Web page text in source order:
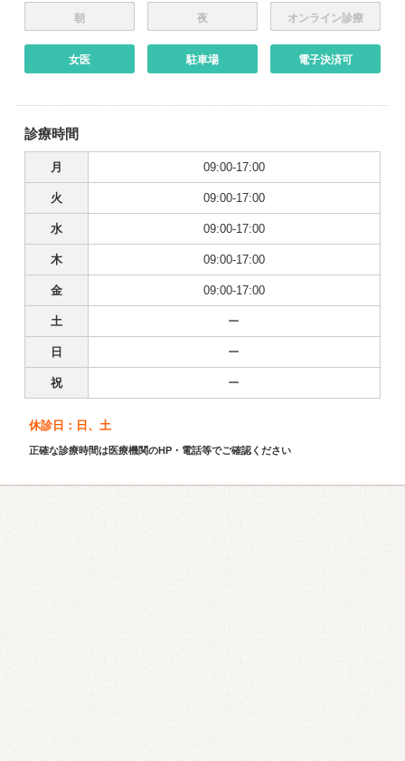
朝 夜 オンライン診療
女医 駐車場 電子決済可
診療時間
月 09:00-17:00
火 09:00-17:00
水 09:00-17:00
木 09:00-17:00
金 09:00-17:00
土 ー
日 ー
祝 ー
休診日：日、土
正確な診療時間は医療機関のHP・電話等でご確認ください